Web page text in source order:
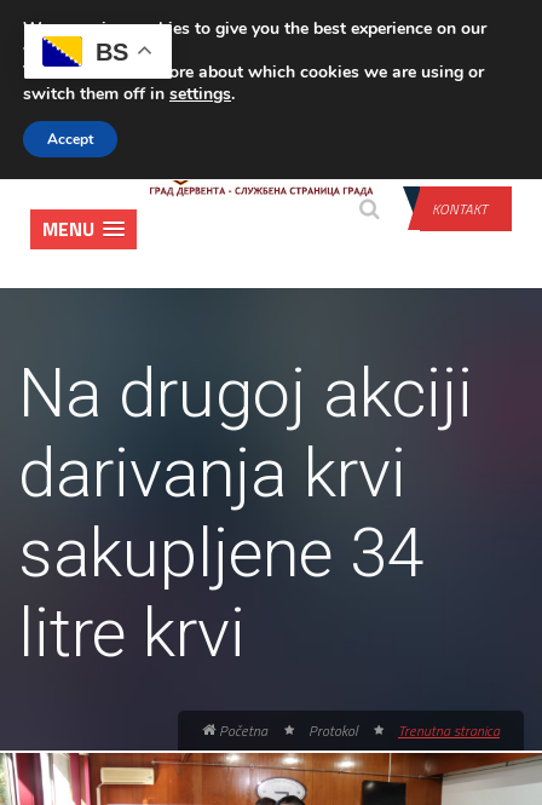
PRIJAVA
KONTAKT
MENU
Na drugoj akciji
darivanja krvi
sakupljene 34
litre krvi
Početna Protokol Trenutna stranica
BS
We are using cookies to give you the best experience on our
website.
You can find out more about which cookies we are using or
switch them off in settings.
Accept